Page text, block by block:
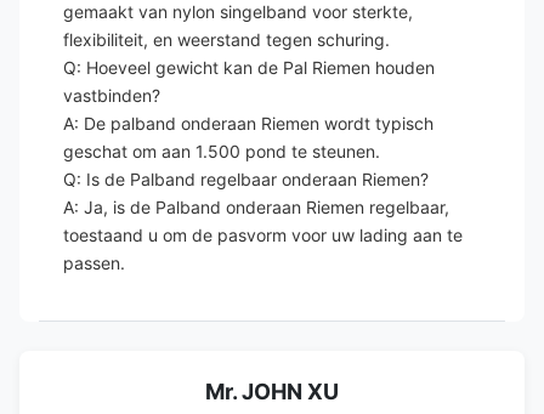
gemaakt van nylon singelband voor sterkte,
flexibiliteit, en weerstand tegen schuring.
Q: Hoeveel gewicht kan de Pal Riemen houden
vastbinden?
A: De palband onderaan Riemen wordt typisch
geschat om aan 1.500 pond te steunen.
Q: Is de Palband regelbaar onderaan Riemen?
A: Ja, is de Palband onderaan Riemen regelbaar,
toestaand u om de pasvorm voor uw lading aan te
passen.
Mr. JOHN XU